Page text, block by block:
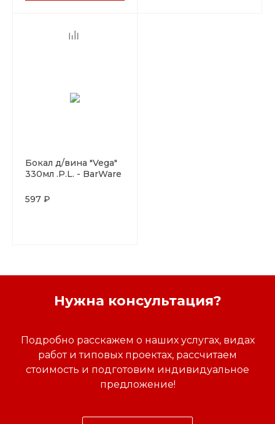
Бокал д/вина "Vega"
330мл .P.L. - BarWare
597 ₽
Нужна консультация?
Подробно расскажем о наших услугах, видах
работ и типовых проектах, рассчитаем
стоимость и подготовим индивидуальное
предложение!